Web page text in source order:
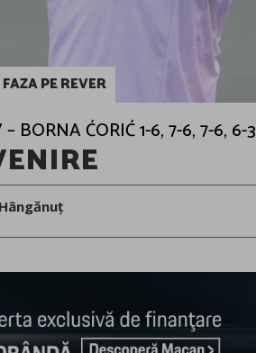
PE REVER
BORNA ĆORIĆ 1-6, 7-6, 7-6, 6-3